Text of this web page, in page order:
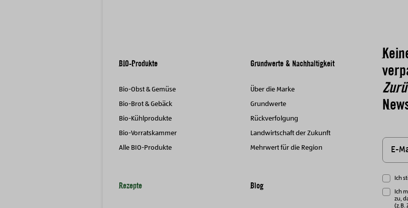
Ich
Ich
zu,
(z.B.
BIO-Produkte
Bio-Obst & Gemüse
Bio-Brot & Gebäck
Bio-Kühlprodukte
Bio-Vorratskammer
Alle BIO-Produkte
Grundwerte & Nachhaltigkeit
Über die Marke
Grundwerte
Rückverfolgung
Landwirtschaft der Zukunft
Mehrwert für die Region
Rezepte Blog